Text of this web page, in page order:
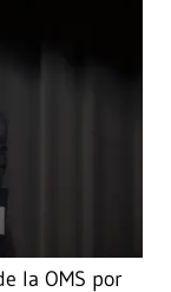
la OMS por